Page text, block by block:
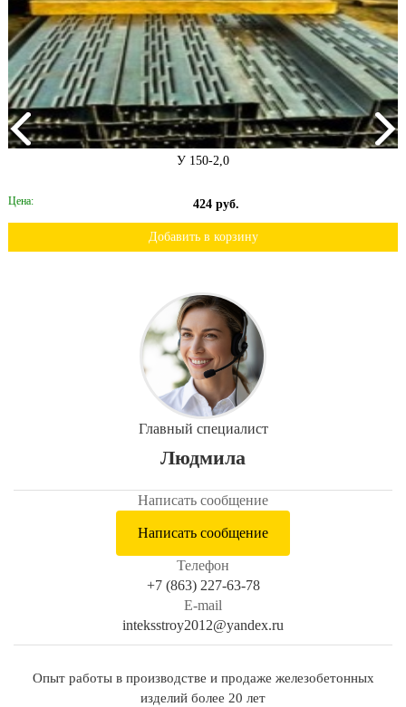
У 150-2,0
Цена: 424 руб.
Добавить в корзину
Главный специалист
Людмила
Написать сообщение
Написать сообщение
Телефон
+7 (863) 227-63-78
E-mail
inteksstroy2012@yandex.ru
Опыт работы в производстве и продаже железобетонных
изделий более 20 лет